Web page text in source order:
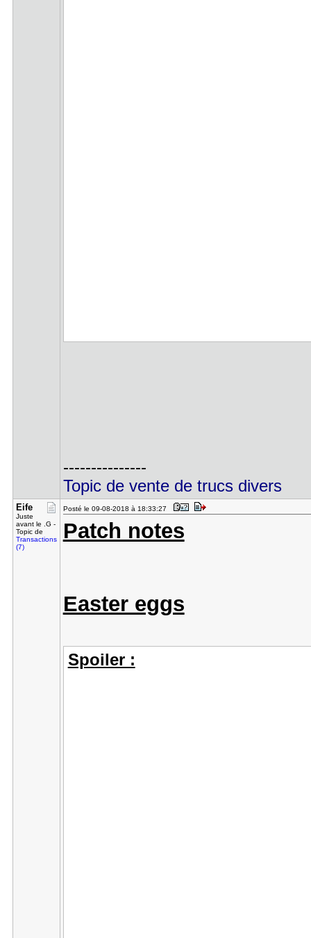
---------------
Topic de vente de trucs divers
Eife
Juste
avant le .G -
Topic de
Transactions
(7)
Posté le 09-08-2018 à 18:33:27
Patch notes
Easter eggs
Spoiler :